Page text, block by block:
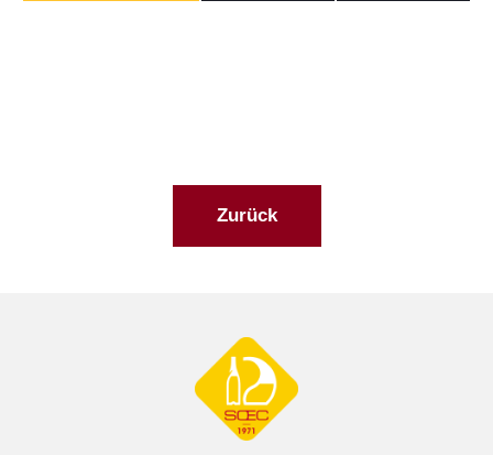
Zurück